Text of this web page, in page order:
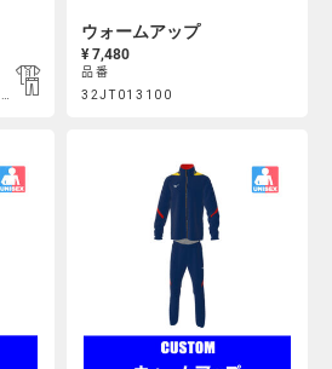
32JT0A3000/32JT013000
ウォームアップ
¥ 7,480
Product
Actions
品番
32JT013100